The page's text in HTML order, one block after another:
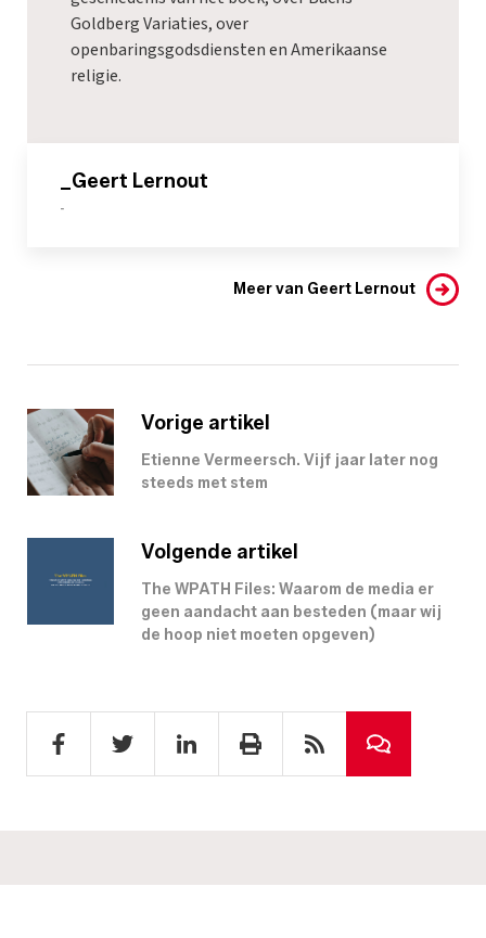
Goldberg Variaties, over
openbaringsgodsdiensten en Amerikaanse
religie.
_Geert Lernout
-
Meer van Geert Lernout
Vorige artikel
Etienne Vermeersch. Vijf jaar later nog
steeds met stem
Volgende artikel
The WPATH Files: Waarom de media er
geen aandacht aan besteden (maar wij
de hoop niet moeten opgeven)